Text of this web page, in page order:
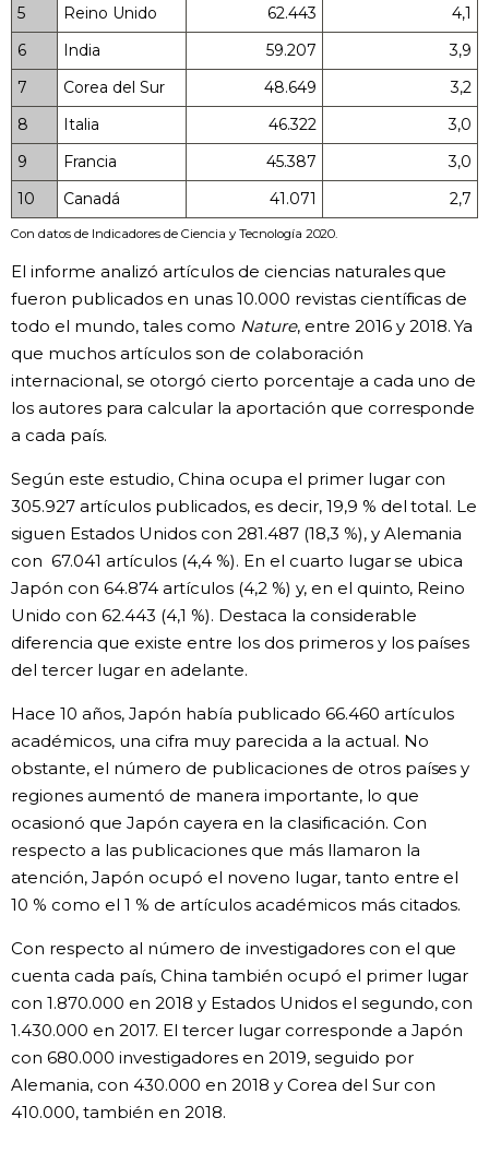
5
Reino Unido 62.443
4,1
6
India 59.207
3,9
7
Corea del Sur 48.649
3,2
8
Italia 46.322
3,0
9
Francia 45.387
3,0
10
Canadá 41.071 2,7
Con datos de Indicadores de Ciencia y Tecnología 2020.
El informe analizó artículos de ciencias naturales que
fueron publicados en unas 10.000 revistas científicas de
todo el mundo, tales como Nature, entre 2016 y 2018. Ya
que muchos artículos son de colaboración
internacional, se otorgó cierto porcentaje a cada uno de
los autores para calcular la aportación que corresponde
a cada país.
Según este estudio, China ocupa el primer lugar con
305.927 artículos publicados, es decir, 19,9 % del total. Le
siguen Estados Unidos con 281.487 (18,3 %), y Alemania
con 67.041 artículos (4,4 %). En el cuarto lugar se ubica
Japón con 64.874 artículos (4,2 %) y, en el quinto, Reino
Unido con 62.443 (4,1 %). Destaca la considerable
diferencia que existe entre los dos primeros y los países
del tercer lugar en adelante.
Hace 10 años, Japón había publicado 66.460 artículos
académicos, una cifra muy parecida a la actual. No
obstante, el número de publicaciones de otros países y
regiones aumentó de manera importante, lo que
ocasionó que Japón cayera en la clasificación. Con
respecto a las publicaciones que más llamaron la
atención, Japón ocupó el noveno lugar, tanto entre el
10 % como el 1 % de artículos académicos más citados.
Con respecto al número de investigadores con el que
cuenta cada país, China también ocupó el primer lugar
con 1.870.000 en 2018 y Estados Unidos el segundo, con
1.430.000 en 2017. El tercer lugar corresponde a Japón
con 680.000 investigadores en 2019, seguido por
Alemania, con 430.000 en 2018 y Corea del Sur con
410.000, también en 2018.